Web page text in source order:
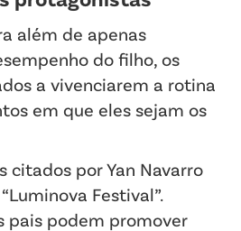
além de apenas
do filho, os
a vivenciarem a rotina
em que eles sejam os
citados por Yan Navarro
Festival”.
pais podem promover